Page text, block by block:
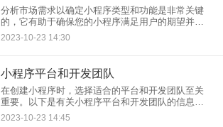
分析市场需求以确定小程序类型和功能是非常关键
的，它有助于确保您的小程序满足用户的期望并获
得成功。以下是一些步骤和建议，以帮助您确定小
2023-10-23 14:30
小程序平台和开发团队
在创建小程序时，选择适合的平台和开发团队至关
重要。以下是有关小程序平台和开发团队的信息：
小程序平台： 微信小程序：
2023-10-23 14:45